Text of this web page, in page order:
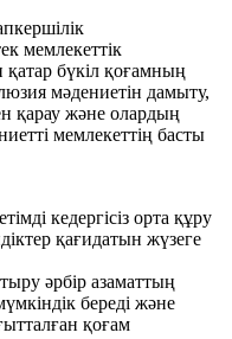
мемлекеттік
бүкіл қоғамның
мәдениетін дамыту,
қарау және олардың
мемлекеттің басты
кедергісіз орта құру
қағидатын жүзеге
әрбір азаматтың
береді және
қоғам